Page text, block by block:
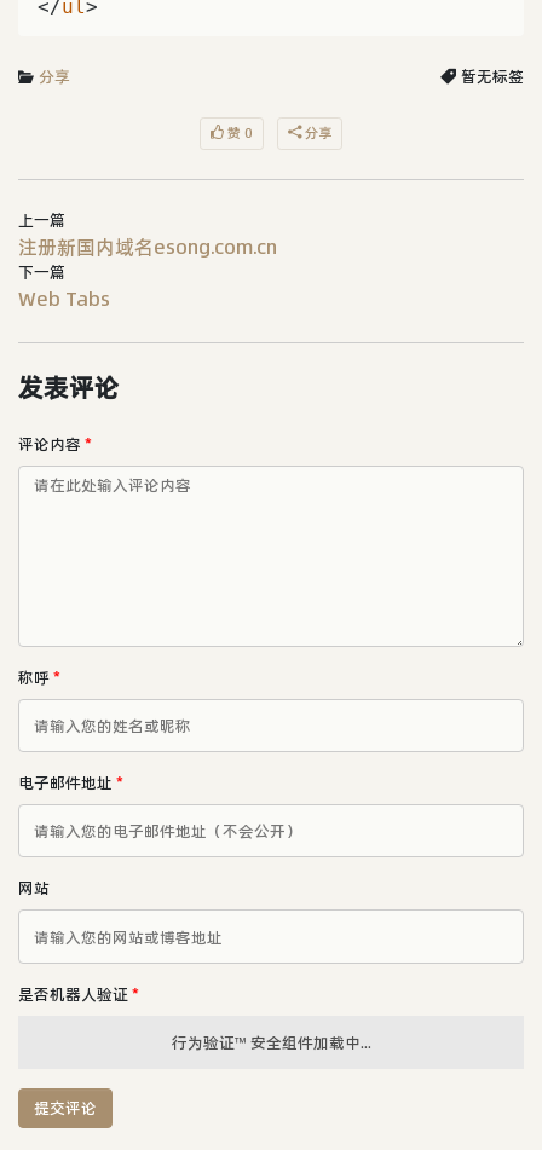
</ul>
分享 暂无标签
赞 0 分享
上一篇
注册新国内域名esong.com.cn
下一篇
Web Tabs
发表评论
评论内容 *
称呼*
电子邮件地址 *
网站
是否机器人验证 *
行为验证™ 安全组件加载中...
提交评论